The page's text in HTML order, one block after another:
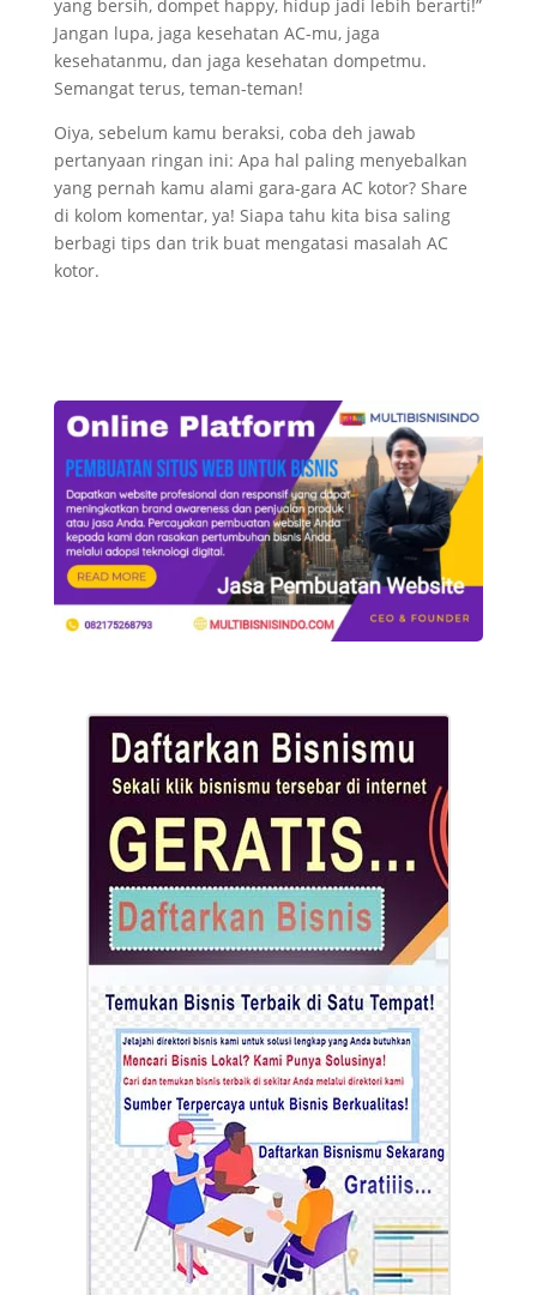
yang bersih, dompet happy, hidup jadi lebih berarti!”
Jangan lupa, jaga kesehatan AC-mu, jaga
kesehatanmu, dan jaga kesehatan dompetmu.
Semangat terus, teman-teman!
Oiya, sebelum kamu beraksi, coba deh jawab
pertanyaan ringan ini: Apa hal paling menyebalkan
yang pernah kamu alami gara-gara AC kotor? Share
di kolom komentar, ya! Siapa tahu kita bisa saling
berbagi tips dan trik buat mengatasi masalah AC
kotor.